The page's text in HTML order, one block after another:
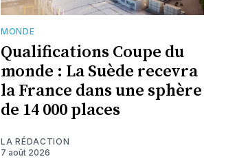
MONDE
Qualifications Coupe du
monde : La Suède recevra
la France dans une sphère
de 14 000 places
LA RÉDACTION
7 août 2026